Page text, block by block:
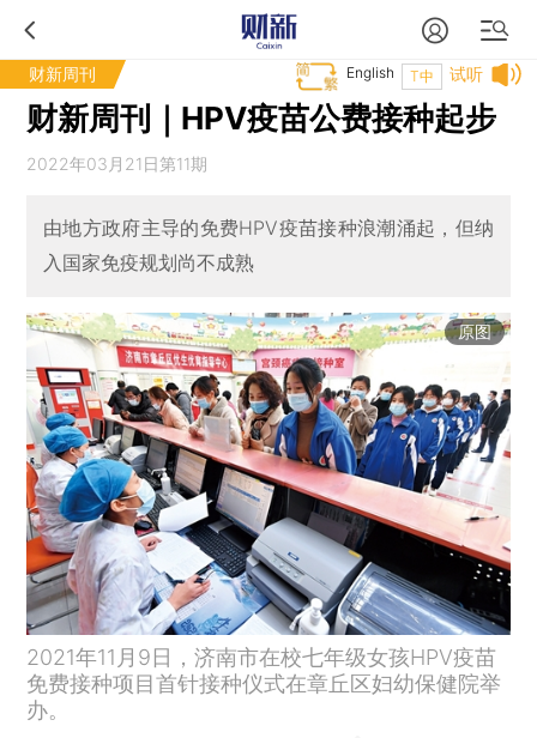
财新周刊 试听
T中
English
财新周刊｜HPV疫苗公费接种起步
2022年03月21日第11期
由地方政府主导的免费HPV疫苗接种浪潮涌起，但纳
入国家免疫规划尚不成熟
原图
2021年11月9日，济南市在校七年级女孩HPV疫苗
免费接种项目首针接种仪式在章丘区妇幼保健院举
办。